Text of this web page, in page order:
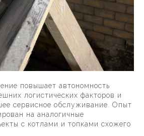
повышает автономность
логистических факторов и
сервисное обслуживание. Опыт
на аналогичные
с котлами и топками схожего